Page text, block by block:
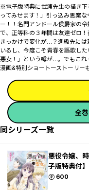
※電子版特典に武浦先生の描き下
ってみせます！」引っ込み思案
ー！！名門アンドール侯爵家の
で、正等科の３年間は友達ゼロ
きっかけで変化が…？進級先には
いるし、今度こそ青春を謳歌し
悪女！」という噂が…。でもこれ
漫画&特別ショートーストーリー
全
同シリーズ一覧
悪役令嬢、
子版特典付
600
ポイント